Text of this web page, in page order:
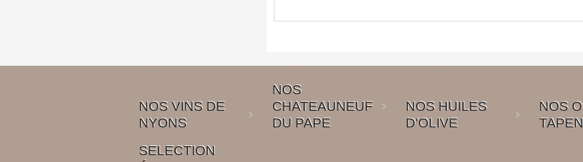
NOS VINS DE
NYONS
NOS
CHATEAUNEUF
DU PAPE
NOS HUILES
D'OLIVE
NOS
SELECTION